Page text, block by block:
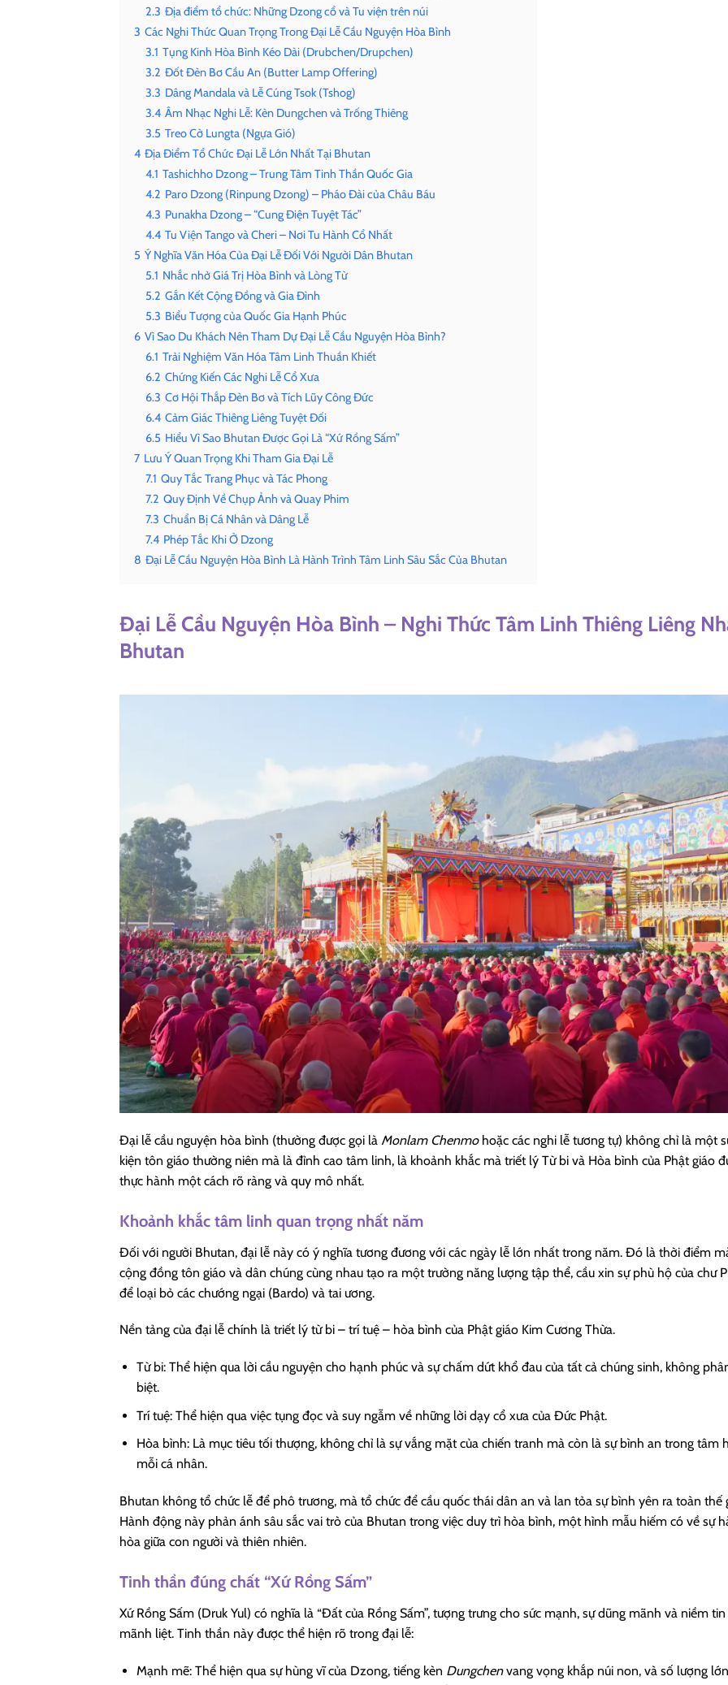
2.3 Địa điểm tổ chức: Những Dzong cổ và Tu viện trên núi
3 Các Nghi Thức Quan Trọng Trong Đại Lễ Cầu Nguyện Hòa Bình
3.1 Tụng Kinh Hòa Bình Kéo Dài (Drubchen/Drupchen)
3.2 Đốt Đèn Bơ Cầu An (Butter Lamp Offering)
3.3 Dâng Mandala và Lễ Cúng Tsok (Tshog)
3.4 Âm Nhạc Nghi Lễ: Kèn Dungchen và Trống Thiêng
3.5 Treo Cờ Lungta (Ngựa Gió)
4 Địa Điểm Tổ Chức Đại Lễ Lớn Nhất Tại Bhutan
4.1 Tashichho Dzong – Trung Tâm Tinh Thần Quốc Gia
4.2 Paro Dzong (Rinpung Dzong) – Pháo Đài của Châu Báu
4.3 Punakha Dzong – “Cung Điện Tuyệt Tác”
4.4 Tu Viện Tango và Cheri – Nơi Tu Hành Cổ Nhất
5 Ý Nghĩa Văn Hóa Của Đại Lễ Đối Với Người Dân Bhutan
5.1 Nhắc nhở Giá Trị Hòa Bình và Lòng Từ
5.2 Gắn Kết Cộng Đồng và Gia Đình
5.3 Biểu Tượng của Quốc Gia Hạnh Phúc
6 Vì Sao Du Khách Nên Tham Dự Đại Lễ Cầu Nguyện Hòa Bình?
6.1 Trải Nghiệm Văn Hóa Tâm Linh Thuần Khiết
6.2 Chứng Kiến Các Nghi Lễ Cổ Xưa
6.3 Cơ Hội Thắp Đèn Bơ và Tích Lũy Công Đức
6.4 Cảm Giác Thiêng Liêng Tuyệt Đối
6.5 Hiểu Vì Sao Bhutan Được Gọi Là “Xứ Rồng Sấm”
7 Lưu Ý Quan Trọng Khi Tham Gia Đại Lễ
7.1 Quy Tắc Trang Phục và Tác Phong
7.2 Quy Định Về Chụp Ảnh và Quay Phim
7.3 Chuẩn Bị Cá Nhân và Dâng Lễ
7.4 Phép Tắc Khi Ở Dzong
8 Đại Lễ Cầu Nguyện Hòa Bình Là Hành Trình Tâm Linh Sâu Sắc Của Bhutan
Đại Lễ Cầu Nguyện Hòa Bình – Nghi Thức Tâm Linh Thiêng Liêng
Bhutan
Đại lễ cầu nguyện hòa bình (thường được gọi là Monlam Chenmohoặc các nghi lễ tương tự) không chỉ là một
kiện tôn giáo thường niên mà là đỉnh cao tâm linh, là khoảnh khắc mà triết lý Từ bi và Hòa bình của Phật giáo
thực hành một cách rõ ràng và quy mô nhất.
Khoảnh khắc tâm linh quan trọng nhất năm
Đối với người Bhutan, đại lễ này có ý nghĩa tương đương với các ngày lễ lớn nhất trong năm. Đó là thời điểm
cộng đồng tôn giáo và dân chúng cùng nhau tạo ra một trường năng lượng tập thể, cầu xin sự phù hộ của chư
để loại bỏ các chướng ngại (Bardo) và tai ương.
Nền tảng của đại lễ chính là triết lý từ bi – trí tuệ – hòa bình của Phật giáo Kim Cương Thừa.
Từ bi: Thể hiện qua lời cầu nguyện cho hạnh phúc và sự chấm dứt khổ đau của tất cả chúng sinh, không
biệt.
Trí tuệ: Thể hiện qua việc tụng đọc và suy ngẫm về những lời dạy cổ xưa của Đức Phật.
Hòa bình: Là mục tiêu tối thượng, không chỉ là sự vắng mặt của chiến tranh mà còn là sự bình an trong tâm
mỗi cá nhân.
Bhutan không tổ chức lễ để phô trương, mà tổ chức để cầu quốc thái dân an và lan tỏa sự bình yên ra toàn thế
Hành động này phản ánh sâu sắc vai trò của Bhutan trong việc duy trì hòa bình, một hình mẫu hiếm có về sự
hòa giữa con người và thiên nhiên.
Tinh thần đúng chất “Xứ Rồng Sấm”
Xứ Rồng Sấm (Druk Yul) có nghĩa là “Đất của Rồng Sấm”, tượng trưng cho sức mạnh, sự dũng mãnh và niềm tin
mãnh liệt. Tinh thần này được thể hiện rõ trong đại lễ:
Mạnh mẽ: Thể hiện qua sự hùng vĩ của Dzong, tiếng kèn Dungchenvang vọng khắp núi non, và số lượng lớn